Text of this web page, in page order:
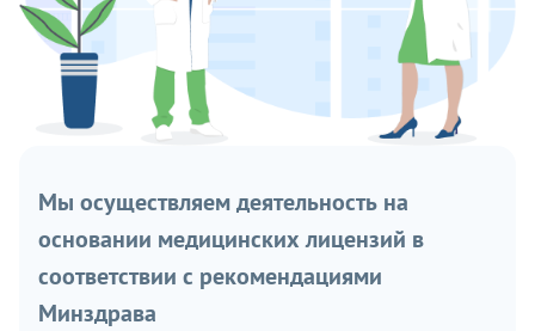
Мы осуществляем деятельность на
основании медицинских лицензий в
соответствии с рекомендациями
Минздрава